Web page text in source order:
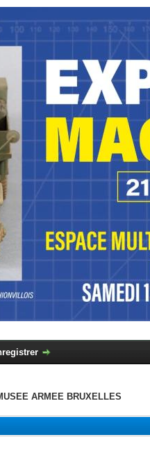
ARMEE BRUXELLES